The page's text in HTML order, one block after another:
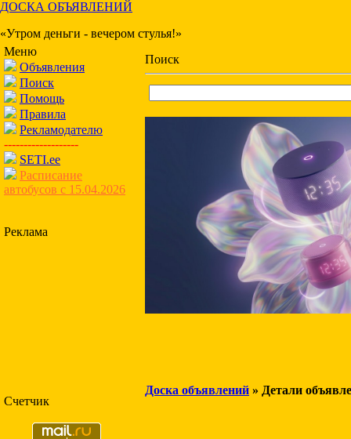
ДОСКА ОБЪЯВЛЕНИЙ
«Утром деньги - вечером стулья!»
Меню
Объявления
Поиск
Помощь
Правила
Рекламодателю
-------------------
SETI.ee
Расписание
автобусов с 15.04.2026
Реклама
Счетчик
Поиск
Доска объявлений » Детали